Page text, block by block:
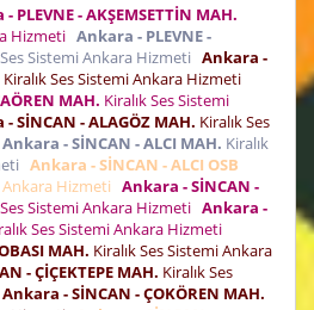
PLEVNE - AKŞEMSETTİN MAH.
Hizmeti Ankara - PLEVNE -
Ses Sistemi Ankara Hizmeti Ankara -
Kiralık Ses Sistemi Ankara Hizmeti
MAH. Kiralık Ses Sistemi
SİNCAN - ALAGÖZ MAH. Kiralık Ses
Ankara - SİNCAN - ALCI MAH. Kiralık
Ankara - SİNCAN - ALCI OSB
Ankara Hizmeti Ankara - SİNCAN -
Ses Sistemi Ankara Hizmeti Ankara -
Ses Sistemi Ankara Hizmeti
MAH. Kiralık Ses Sistemi Ankara
- ÇİÇEKTEPE MAH. Kiralık Ses
Ankara - SİNCAN - ÇOKÖREN MAH.